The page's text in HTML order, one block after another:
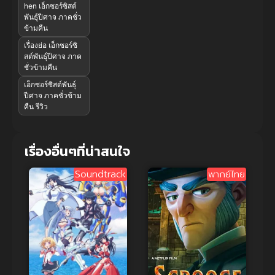
hen เอ็กซอร์ซิสต์
พันธุ์ปีศาจ ภาคชั่ว
ข้ามคืน
เรื่องย่อ เอ็กซอร์ซิ
สต์พันธุ์ปีศาจ ภาค
ชั่วข้ามคืน
เอ็กซอร์ซิสต์พันธุ์
ปีศาจ ภาคชั่วข้าม
คืน รีวิว
เรื่องอื่นๆที่น่าสนใจ
Soundtrack พากย์ไทย